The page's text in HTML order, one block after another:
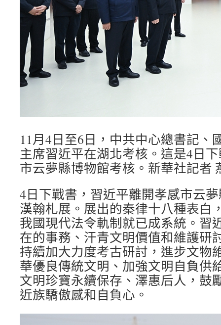
11月4日至6日，中共中心總書記、
主席習近平在湖北考核。這是4日
市云夢縣博物館考核。新華社記者
4日下戰書，習近平離開孝感市云
漢翰札展。展出的秦律十八種表白
我國現代法令軌制就已成系統。習
在的事務、汗青文明價值和維護研
持續加大力度考古研討，進步文物
華優良傳統文明、加強文明自負供
文明珍寶永續保存、澤惠后人，鼓
近族驕傲感和自負心。